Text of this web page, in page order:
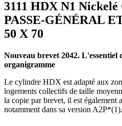
3111 HDX N1
PASSE-GÉNÉRAL
50 X 70
Nouveau brevet 2042. L'essentiel
organigramme
Le cylindre HDX est adapté aux
logements collectifs de taille
la copie par brevet, il est également
notamment dans sa version A2P*(1).